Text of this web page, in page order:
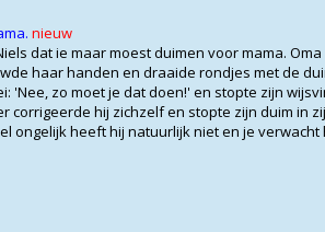
nieuw
dat ie maar moest duimen voor mama.
haar handen en draaide rondjes met de
'Nee, zo moet je dat doen!' en stopte zijn
corrigeerde hij zichzelf en stopte zijn duim in
ongelijk heeft hij natuurlijk niet en je verwacht